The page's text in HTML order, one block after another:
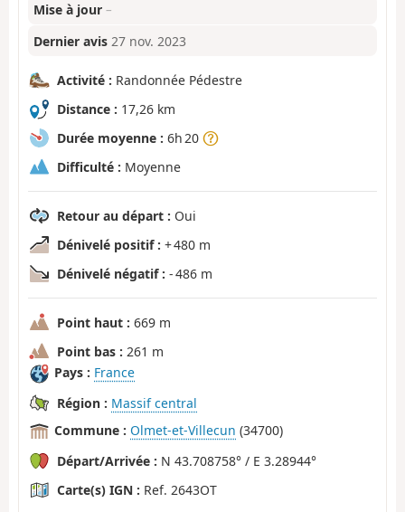
Mise à jour –
Dernier avis 27 nov. 2023
Activité : Randonnée Pédestre
Distance : 17,26 km
Durée moyenne : 6h 20
Difficulté : Moyenne
Retour au départ : Oui
Dénivelé positif : + 480 m
Dénivelé négatif : - 486 m
Point haut : 669 m
Point bas : 261 m
Pays : France
Région : Massif central
Commune : Olmet-et-Villecun (34700)
Départ/Arrivée : N 43.708758° / E 3.28944°
Carte(s) IGN : Ref. 2643OT